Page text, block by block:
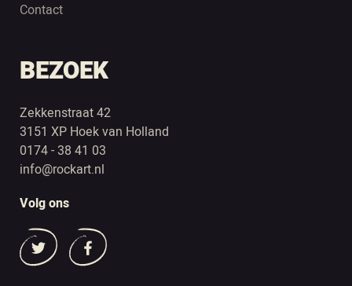
Contact
BEZOEK
Zekkenstraat 42
3151 XP Hoek van Holland
0174 - 38 41 03
info@rockart.nl
Volg ons